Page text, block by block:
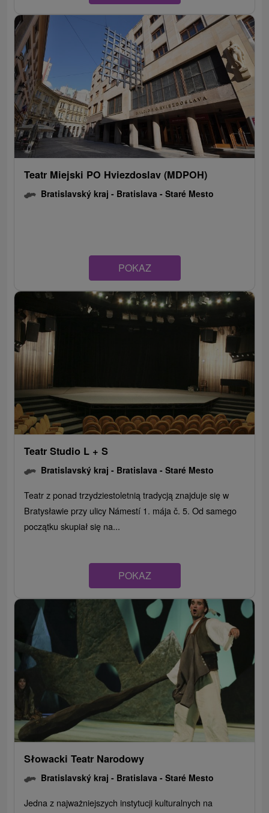
Teatr Miejski PO Hviezdoslav (MDPOH)
Bratislavský kraj - Bratislava - Staré Mesto
POKAZ
Teatr Studio L + S
Bratislavský kraj - Bratislava - Staré Mesto
Teatr z ponad trzydziestoletnią tradycją znajduje się w
Bratysławie przy ulicy Námestí 1. mája č. 5. Od samego
początku skupiał się na...
POKAZ
Słowacki Teatr Narodowy
Bratislavský kraj - Bratislava - Staré Mesto
Jedna z najważniejszych instytucji kulturalnych na